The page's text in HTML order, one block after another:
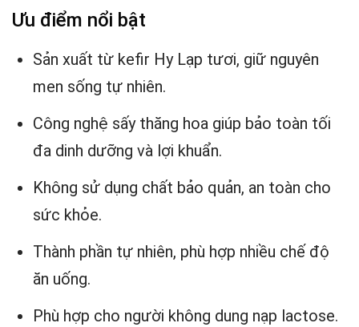
Ưu điểm nổi bật
Sản xuất từ kefir Hy Lạp tươi, giữ nguyên
men sống tự nhiên.
Công nghệ sấy thăng hoa giúp bảo toàn tối
đa dinh dưỡng và lợi khuẩn.
Không sử dụng chất bảo quản, an toàn cho
sức khỏe.
Thành phần tự nhiên, phù hợp nhiều chế độ
ăn uống.
Phù hợp cho người không dung nạp lactose.